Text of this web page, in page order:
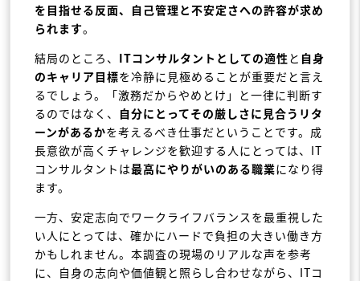
を目指せる反面、自己管理と不安定さへの許容が求め
られます。
結局のところ、 ITコンサルタントとしての適性 と 自身
のキャリア目標を冷静に見極めることが重要だと言え
るでしょう。「激務だからやめとけ」と一律に判断す
るのではなく、
自分にとってその厳しさに見合うリタ
ーンがあるかを考えるべき仕事だということです。成
長意欲が高くチャレンジを歓迎する人にとっては、IT
コンサルタントは最高にやりがいのある職業になり得
ます。
一方、安定志向でワークライフバランスを最重視した
い人にとっては、確かにハードで負担の大きい働き方
かもしれません。本調査の現場のリアルな声を参考
に、自身の志向や価値観と照らし合わせながら、ITコ